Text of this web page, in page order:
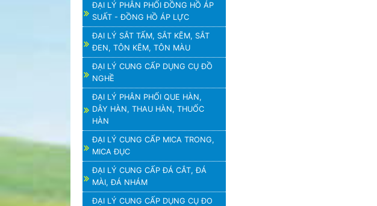
ĐẠI LÝ PHÂN PHỐI ĐỒNG HỒ ÁP
SUẤT - ĐỒNG HỒ ÁP LỰC
ĐẠI LÝ SẮT TẤM, SẮT KẼM, SẮT
ĐEN, TÔN KẼM, TÔN MÀU
ĐẠI LÝ CUNG CẤP DỤNG CỤ ĐỒ
NGHỀ
ĐẠI LÝ PHÂN PHỐI QUE HÀN,
DÂY HÀN, THAU HÀN, THUỐC
HÀN
ĐẠI LÝ CUNG CẤP MICA TRONG,
MICA ĐỤC
ĐẠI LÝ CUNG CẤP ĐÁ CẮT, ĐÁ
MÀI, ĐÁ NHÁM
ĐẠI LÝ CUNG CẤP DỤNG CỤ ĐO